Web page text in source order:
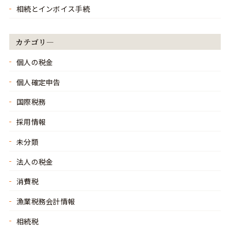
相続とインボイス手続
カテゴリ―
個人の税金
個人確定申告
国際税務
採用情報
未分類
法人の税金
消費税
漁業税務会計情報
相続税